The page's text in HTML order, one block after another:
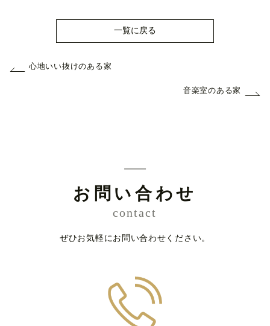
一覧に戻る
心地いい抜けのある家
音楽室のある家
お問い合わせ
contact
ぜひお気軽にお問い合わせください。